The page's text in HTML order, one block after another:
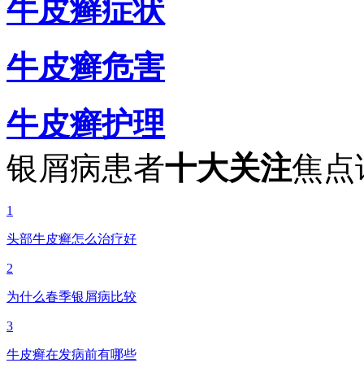
牛皮癣症状
牛皮癣危害
牛皮癣护理
银屑病患者十大关注焦点
1
头部牛皮癣怎么治疗好
2
为什么春季银屑病比较
3
牛皮癣在发病前有哪些